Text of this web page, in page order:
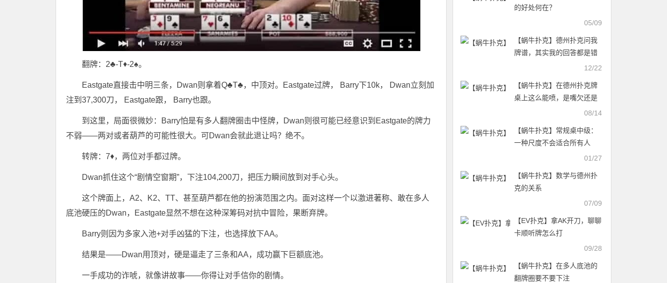
翻牌：2♣-T♦-2♠。
Eastgate直接击中明三条，Dwan则拿着Q♣T♣，中顶对。Eastgate过牌， Barry下10k， Dwan立刻加
注到37,300刀， Eastgate跟， Barry也跟。
到这里，局面很微妙：Barry怕是有多人翻牌圈击中怪牌，Dwan则很可能已经意识到Eastgate的牌力
不弱——两对或者葫芦的可能性很大。可Dwan会就此退让吗？绝不。
转牌：7♦，两位对手都过牌。
Dwan抓住这个“剧情空窗期”，下注104,200刀，把压力瞬间放到对手心头。
这个牌面上，A2、K2、TT、甚至葫芦都在他的扮演范围之内。面对这样一个以激进著称、敢在多人
底池硬压的Dwan，Eastgate显然不想在这种深筹码对抗中冒险，果断弃牌。
Barry则因为多家入池+对手凶猛的下注，也选择放下AA。
结果是——Dwan用顶对，硬是逼走了三条和AA，成功赢下巨额底池。
一手成功的诈唬，就像讲故事——你得让对手信你的剧情。
的好处何在？
05/09
【蜗牛扑克】德州扑克问我
牌谱，其实我的回答都是错
12/22
【蜗牛扑克】在德州扑克牌
桌上这么能喷，是嘴欠还是
08/14
【蜗牛扑克】常规桌中级：
一种尺度不会适合所有人
01/27
【蜗牛扑克】数学与德州扑
克的关系
07/09
【EV扑克】拿AK开刀，聊聊
卡顺听牌怎么打
09/28
【蜗牛扑克】在多人底池的
翻牌圈要不要下注